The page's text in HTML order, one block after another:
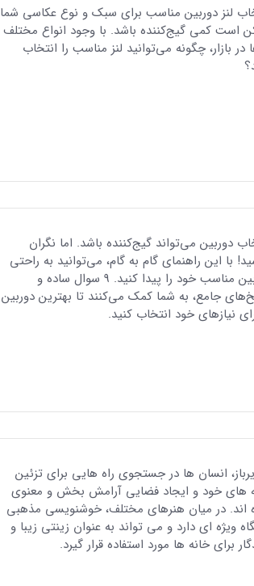
لنز دوربین مناسب برای سبک و نوع عکاسی شما
است کمی گیج‌کننده باشد. با وجود انواع مختلف
در بازار، چگونه می‌توانید لنز مناسب را انتخاب
دوربین می‌تواند گیج‌کننده باشد. اما نگران
با این راهنمای گام به گام، می‌توانید به راحتی
دوربین مناسب خود را پیدا کنید. 9 سوال ساده و
جامع، به شما کمک می‌کنند تا بهترین دوربین
نیازهای خود انتخاب کنید.
انسان ها در جستجوی راه هایی برای تزئین
های خود و ایجاد فضایی آرامش بخش و معنوی
اند. در میان هنرهای مختلف، خوشنویسی مذهبی
ویژه ای دارد و می تواند به عنوان زینتی زیبا و
برای خانه ها مورد استفاده قرار گیرد.